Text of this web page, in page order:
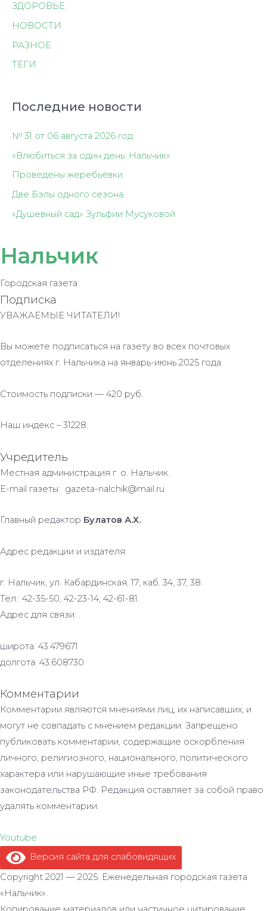
ЗДОРОВЬЕ
НОВОСТИ
РАЗНОЕ
ТЕГИ
Последние новости
№ 31 от 06 августа 2026 год
«Влюбиться за один день: Нальчик»
Проведены жеребьёвки
Две Бэлы одного сезона
«Душевный сад» Зульфии Мусуковой
Нальчик
Городская газета
Подписка
УВАЖАЕМЫЕ ЧИТАТЕЛИ!
Вы можете подписаться на газету во всех почтовых
отделениях г. Нальчика на январь-июнь 2025 года.
Стоимость подписки — 420 руб.
Наш индекс – 31228.
Учредитель
Местная администрация г. о. Нальчик.
E-mail газеты: gazeta-nalchik@mail.ru
Главный редактор Булатов А.Х.
Адрес редакции и издателя:
г. Нальчик, ул. Кабардинская, 17; каб. 34, 37, 38.
Тел.: 42-35-50, 42-23-14, 42-61-81.
Адрес для связи: .
широта: 43.479671
долгота: 43.608730
Комментарии
Комментарии являются мнениями лиц, их написавших, и
могут не совпадать с мнением редакции. Запрещено
публиковать комментарии, содержащие оскорбления
личного, религиозного, национального, политического
характера или нарушающие иные требования
законодательства РФ. Редакция оставляет за собой право
удалять комментарии.
Youtube
Версия сайта для слабовидящих
.
Copyright 2021 — 2025. Еженедельная городская газета
«Нальчик».